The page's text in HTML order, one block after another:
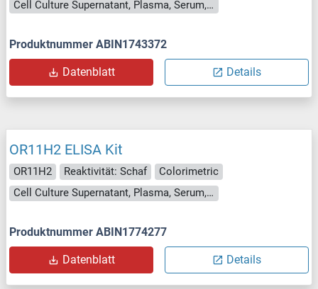
Cell Culture Supernatant, Plasma, Serum, Tissue Homogenate
Produktnummer ABIN1743372
Datenblatt Details
OR11H2 ELISA Kit
OR11H2 Reaktivität: Schaf
Colorimetric
Cell Culture Supernatant, Plasma, Serum, Tissue Homogenate
Produktnummer ABIN1774277
Datenblatt Details